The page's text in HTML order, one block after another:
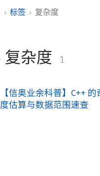
标签 复杂度
复杂度 1
【信奥业余科普】C++
度估算与数据范围速查